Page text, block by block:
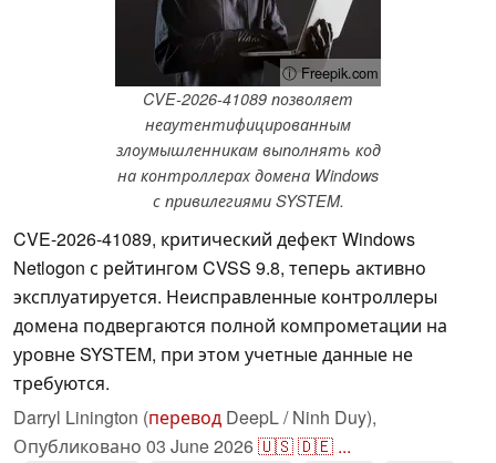
ⓘ Freepik.com
CVE-2026-41089 позволяет
неаутентифицированным
злоумышленникам выполнять код
на контроллерах домена Windows
с привилегиями SYSTEM.
CVE-2026-41089, критический дефект Windows
Netlogon с рейтингом CVSS 9.8, теперь активно
эксплуатируется. Неисправленные контроллеры
домена подвергаются полной компрометации на
уровне SYSTEM, при этом учетные данные не
требуются.
Darryl Linington (перевод DeepL / Ninh Duy),
Опубликовано 03 June 2026🇺🇸🇩🇪 ...